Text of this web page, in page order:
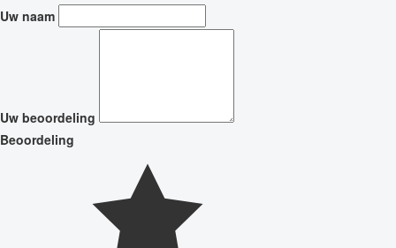
Uw naam
Uw beoordeling
Beoordeling